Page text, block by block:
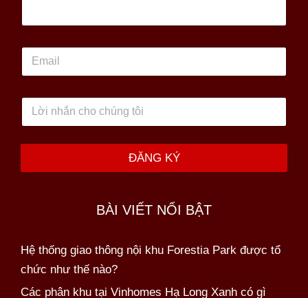
ạ
*
E
a
L
i
n
ắ
h
n
g
ĐĂNG KÝ
BÀI VIẾT NỔI BẬT
Hệ thống giao thông nội khu Forestia Park được tổ
chức như thế nào?
Các phân khu tại Vinhomes Hạ Long Xanh có gì